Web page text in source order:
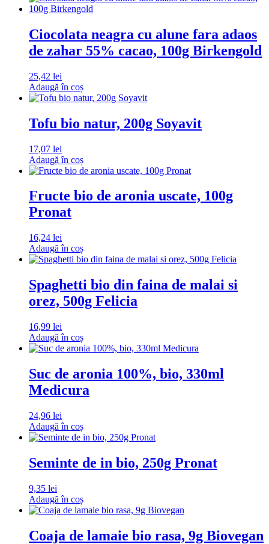
Ciocolata neagra cu alune fara adaos
de zahar 55% cacao, 100g Birkengold
25,42 lei
Adaugă în coș
Tofu bio natur, 200g Soyavit
17,07 lei
Adaugă în coș
Fructe bio de aronia uscate, 100g
Pronat
16,24 lei
Adaugă în coș
Spaghetti bio din faina de malai si
orez, 500g Felicia
16,99 lei
Adaugă în coș
Suc de aronia 100%, bio, 330ml
Medicura
24,96 lei
Adaugă în coș
Seminte de in bio, 250g Pronat
9,35 lei
Adaugă în coș
Coaja de lamaie bio rasa, 9g Biovegan